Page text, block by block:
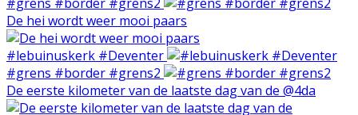
De hei wordt weer mooi paars
#lebuinuskerk #Deventer
#grens #border #grens2
De eerste kilometer van de laatste dag van de @4da